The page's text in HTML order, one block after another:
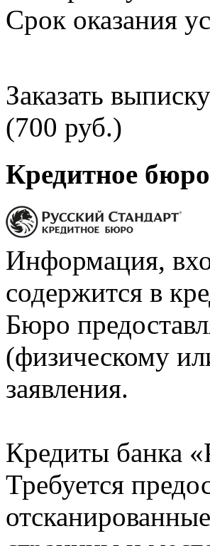
Срок оказания
Заказать
(700 руб.)
Кредитное
Информация,
содержится в
Бюро
(физическому
заявления.
Кредиты банка
Требуется